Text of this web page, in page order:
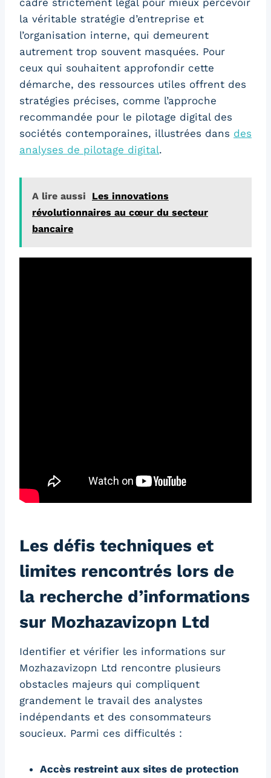
la véritable stratégie d’entreprise et
l’organisation interne, qui demeurent
autrement trop souvent masquées. Pour
ceux qui souhaitent approfondir cette
démarche, des ressources utiles offrent des
stratégies précises, comme l’approche
recommandée pour le pilotage digital des
sociétés contemporaines, illustrées dans des
analyses de pilotage digital.
A lire aussi
Les innovations
révolutionnaires au cœur du secteur
bancaire
Les défis techniques et
limites rencontrés lors de
la recherche d’informations
sur Mozhazavizopn Ltd
Identifier et vérifier les informations sur
Mozhazavizopn Ltd rencontre plusieurs
obstacles majeurs qui compliquent
grandement le travail des analystes
indépendants et des consommateurs
soucieux. Parmi ces difficultés :
Accès restreint aux sites de protection